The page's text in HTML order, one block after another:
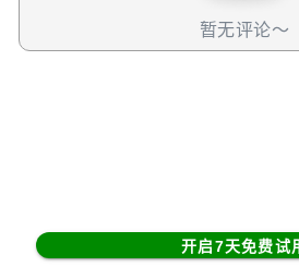
暂无评论～
开启7天免费试